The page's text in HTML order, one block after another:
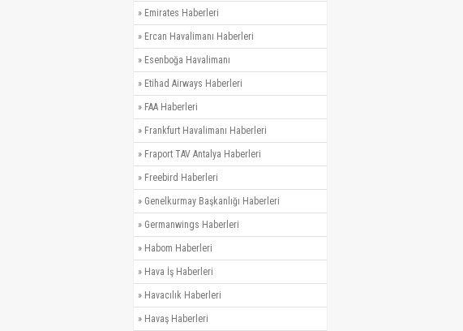
» Emirates Haberleri
» Ercan Havalimanı Haberleri
» Esenboğa Havalimanı
» Etihad Airways Haberleri
» FAA Haberleri
» Frankfurt Havalimanı Haberleri
» Fraport TAV Antalya Haberleri
» Freebird Haberleri
» Genelkurmay Başkanlığı Haberleri
» Germanwings Haberleri
» Habom Haberleri
» Hava İş Haberleri
» Havacılık Haberleri
» Havaş Haberleri